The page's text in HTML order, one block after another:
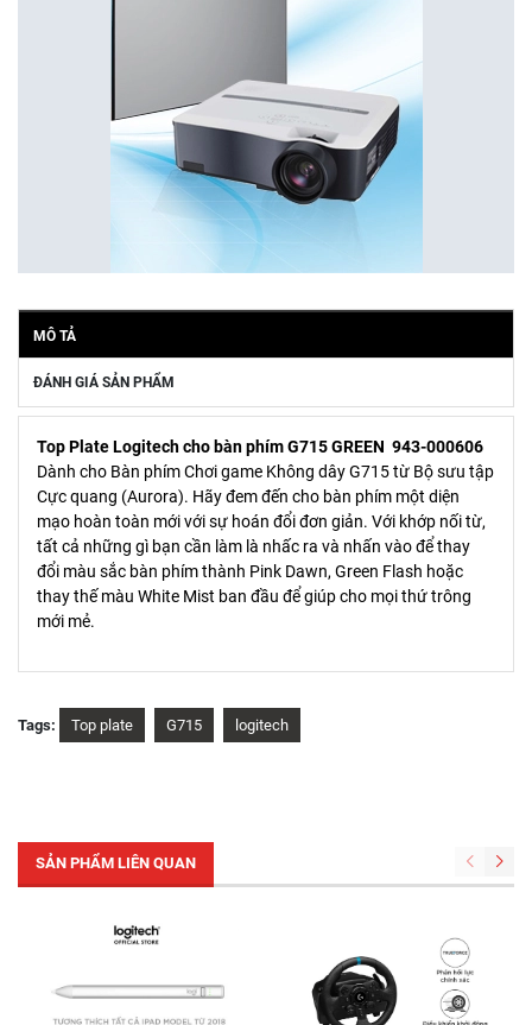
MÔ TẢ
ĐÁNH GIÁ SẢN PHẨM
Top Plate Logitech cho bàn phím G715 GREEN 943-000606
Dành cho Bàn phím Chơi game Không dây G715 từ Bộ sưu tập
Cực quang (Aurora). Hãy đem đến cho bàn phím một diện
mạo hoàn toàn mới với sự hoán đổi đơn giản. Với khớp nối từ,
tất cả những gì bạn cần làm là nhấc ra và nhấn vào để thay
đổi màu sắc bàn phím thành Pink Dawn, Green Flash hoặc
thay thế màu White Mist ban đầu để giúp cho mọi thứ trông
mới mẻ.
Tags: Top plate G715 logitech
SẢN PHẨM LIÊN QUAN